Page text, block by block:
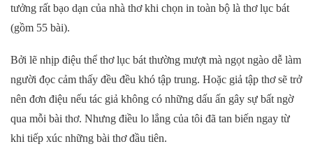
tưởng rất bạo dạn của nhà thơ khi chọn in toàn bộ là thơ lục bát
(gồm 55 bài).
Bởi lẽ nhịp điệu thể thơ lục bát thường mượt mà ngọt ngào dễ làm
người đọc cảm thấy đều đều khó tập trung. Hoặc giả tập thơ sẽ trở
nên đơn điệu nếu tác giả không có những dấu ấn gây sự bất ngờ
qua mỗi bài thơ. Nhưng điều lo lắng của tôi đã tan biến ngay từ
khi tiếp xúc những bài thơ đầu tiên.